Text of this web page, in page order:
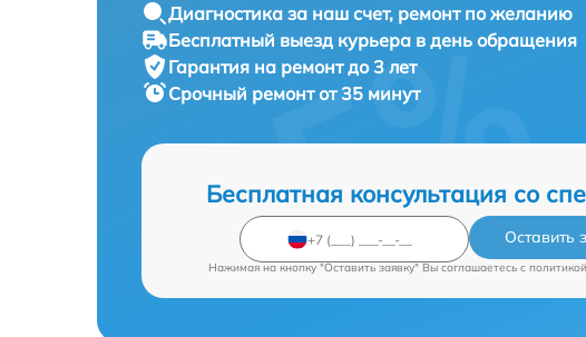
Диагностика за наш счет, ремонт по желанию
Бесплатный выезд курьера в день обращения
Гарантия на ремонт до 3 лет
Срочный ремонт от 35 минут
Бесплатная консультация со
Оставить
Нажимая на кнопку "Оставить заявку" Вы соглашаетесь c